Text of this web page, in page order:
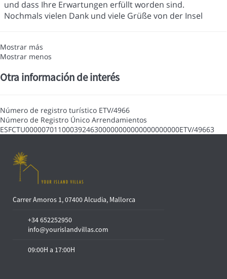
und dass Ihre Erwartungen erfüllt worden sind.
Nochmals vielen Dank und viele Grüße von der Insel
Mostrar más
Mostrar menos
Otra información de interés
Número de registro turístico ETV/4966
Número de Registro Único Arrendamientos
ESFCTU00000701100039246300000000000000000000ETV/49663
Carrer Amoros 1, 07400 Alcudia, Mallorca
+34 652252950
info@yourislandvillas.com
09:00H a 17:00H